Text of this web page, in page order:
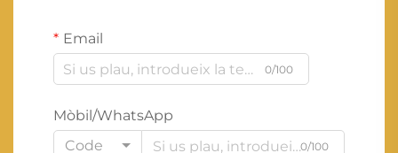
Email
0/100
Mòbil/WhatsApp
Code
0/100